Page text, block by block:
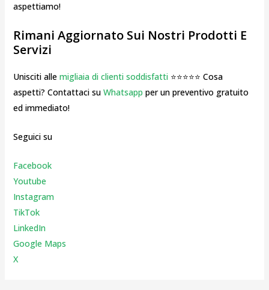
aspettiamo!
Rimani Aggiornato Sui Nostri Prodotti E
Servizi
Unisciti alle migliaia di clienti soddisfatti⭐⭐⭐⭐⭐ Cosa
aspetti? Contattaci su Whatsapp per un preventivo gratuito
ed immediato!
Seguici su
Facebook
Youtube
Instagram
TikTok
LinkedIn
Google Maps
X